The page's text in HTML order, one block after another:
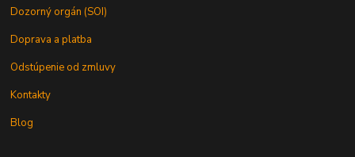
Dozorný orgán (SOI)
Doprava a platba
Odstúpenie od zmluvy
Kontakty
Blog